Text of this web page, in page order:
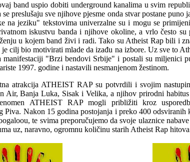
band uspio dobiti underground kanalima u svim
preslušaju sve njihove pjesme onda stvar postane puno
na jeziku" tekstovima univerzalne su i mogu se
iskustvu banda i njihove okoline, a vrlo često
u kojem band živi i radi. Tako su Atheist Rap bili i
cilj bio motivirati mlade da izađu na izbore. Uz sve to
manifestaciji "Brzi bendovi Srbije" i postali su miljenici
1997. godine i nastavili nesmanjenom žestinom.
atrakcija ATHEIST RAP su potvrdili i svojim
Air, Banja Luka, Sisak i Velika, a njihov prirodni
ATHEIST RAP mogli približiti kroz
Piva. Nakon 15 godina postojanja i preko 400
te svima preporučujemo da svoje ulaznice
uz, naravno, ogromnu količinu starih Atheist Rap